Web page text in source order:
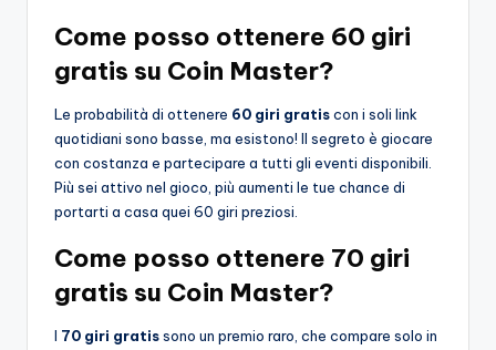
Come posso ottenere 60 giri
gratis su Coin Master?
Le probabilità di ottenere 60 giri gratiscon i soli link
quotidiani sono basse, ma esistono! Il segreto è giocare
con costanza e partecipare a tutti gli eventi disponibili.
Più sei attivo nel gioco, più aumenti le tue chance di
portarti a casa quei 60 giri preziosi.
Come posso ottenere 70 giri
gratis su Coin Master?
I 70 giri gratissono un premio raro, che compare solo in